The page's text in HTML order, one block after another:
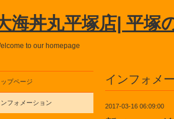
海丼丸平塚店| 平塚
to our homepage
インフォメ
2017-03-16 06:09:00
ップページ
ンフォメーション